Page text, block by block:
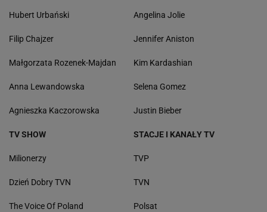
Hubert Urbański
Filip Chajzer
Małgorzata Rozenek-Majdan
Anna Lewandowska
Agnieszka Kaczorowska
Angelina Jolie
Jennifer Aniston
Kim Kardashian
Selena Gomez
Justin Bieber
TV SHOW
Milionerzy
Dzień Dobry TVN
The Voice Of Poland
STACJE I KANAŁY TV
TVP
TVN
Polsat